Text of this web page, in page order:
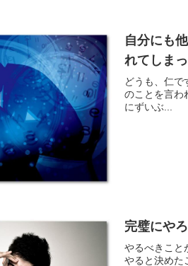
自分にも
れてしま
どうも、仁
のことを言わ
にずいぶ...
完璧にや
やるべきこと
やると決めた